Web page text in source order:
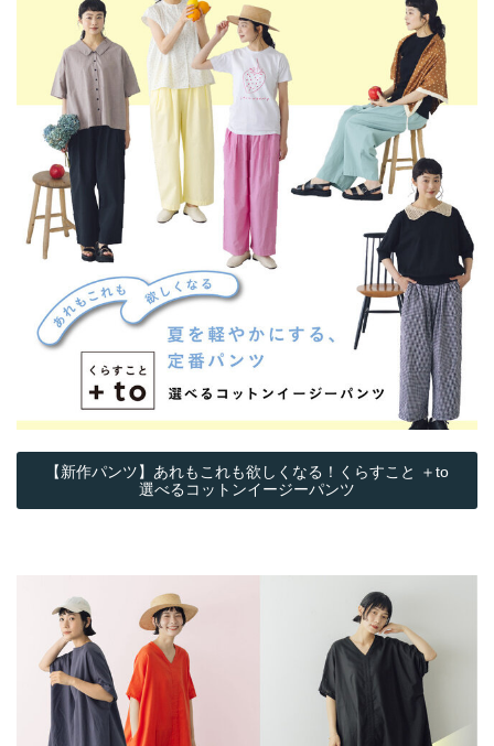
【新作パンツ】あれもこれも欲しくなる！くらすこと ＋to
選べるコットンイージーパンツ